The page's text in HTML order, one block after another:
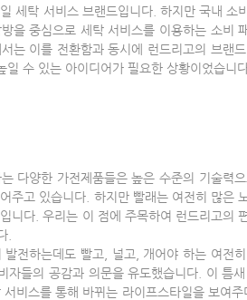
세탁 서비스 브랜드입니다. 하지만 국내 소
을 중심으로 세탁 서비스를 이용하는 소비
는 이를 전환함과 동시에 런드리고의 브랜
일 수 있는 아이디어가 필요한 상황이었습니
다양한 가전제품들은 높은 수준의 기술력
주고 있습니다. 하지만 빨래는 여전히 많은
니다. 우리는 이 점에 주목하여 런드리고의
.
발전하는데도 빨고, 널고, 개어야 하는 여전
자들의 공감과 의문을 유도했습니다. 이 틈
비스를 통해 바뀌는 라이프스타일을 보여주